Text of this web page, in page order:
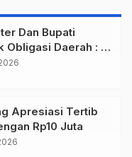
Dan Bupati
Obligasi Daerah :
Infrastruktur
Apresiasi Tertib
Rp10 Juta